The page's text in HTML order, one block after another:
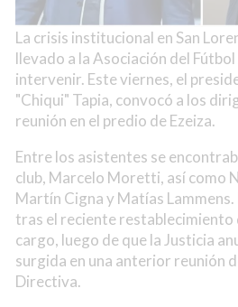
La crisis institucional en San
llevado a la Asociación del
intervenir. Este viernes, el
"Chiqui" Tapia, convocó a los
reunión en el predio de Ezeiza.
Entre los asistentes se
club, Marcelo Moretti, así como
Martín Cigna y Matías
tras el reciente restablecimiento
cargo, luego de que la Justicia
surgida en una anterior reunión
Directiva.